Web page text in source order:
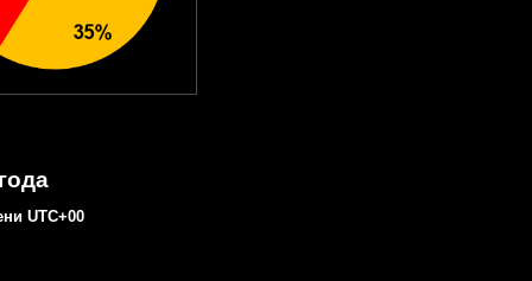
UTC+00